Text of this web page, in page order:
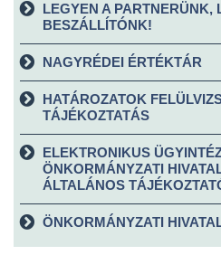
LEGYEN A PARTNERÜNK,
BESZÁLLÍTÓNK!
NAGYRÉDEI ÉRTÉKTÁR
HATÁROZATOK
TÁJÉKOZTATÁS
ELEKTRONIKUS
ÖNKORMÁNYZATI
ÁLTALÁNOS
ÖNKORMÁNYZATI